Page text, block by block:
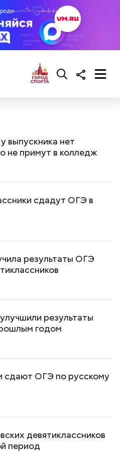
выпускника нет
не примут в колледж
сдадут ОГЭ в
результаты ОГЭ
результаты
годом
сдают ОГЭ по русскому
девятиклассников
период